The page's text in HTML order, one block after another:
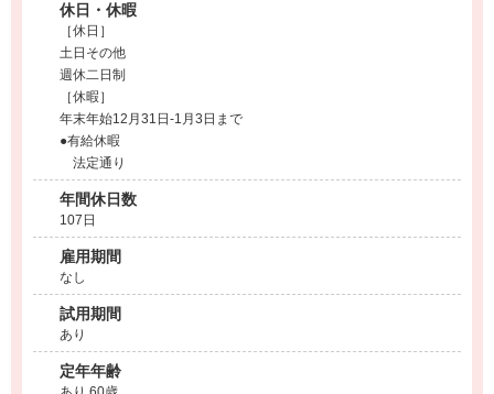
休日・休暇
［休日］
土日その他
週休二日制
［休暇］
年末年始12月31日-1月3日まで
●有給休暇
法定通り
年間休日数
107日
雇用期間
なし
試用期間
あり
定年年齢